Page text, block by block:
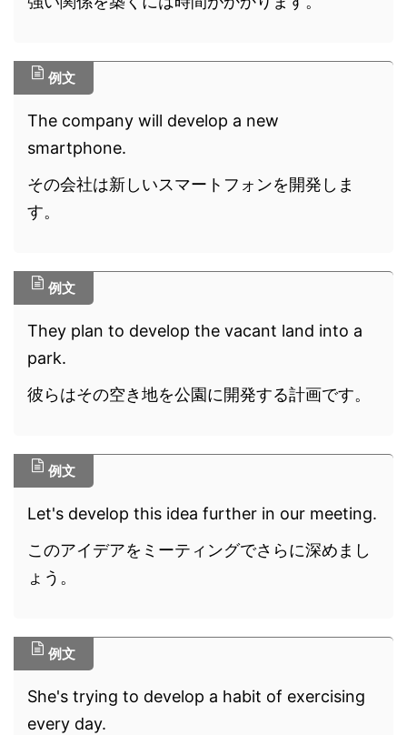
例文
The company will develop a new
smartphone.
その会社は新しいスマートフォンを開発しま
す。
例文
They plan to develop the vacant land into a
park.
彼らはその空き地を公園に開発する計画です。
例文
Let's develop this idea further in our meeting.
このアイデアをミーティングでさらに深めまし
ょう。
例文
She's trying to develop a habit of exercising
every day.